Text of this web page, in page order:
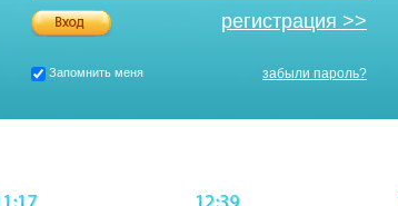
регистрация >>
Запомнить меня забыли пароль?